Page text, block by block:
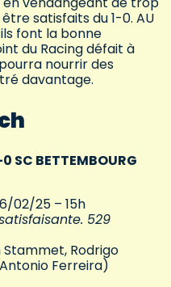
satisfaits du 1-0. AU
font la bonne
du Racing défait à
nourrir des
davantage.
0 SC BETTEMBOURG
02/25 – 15h
529
Stammet, Rodrigo
Ferreira)